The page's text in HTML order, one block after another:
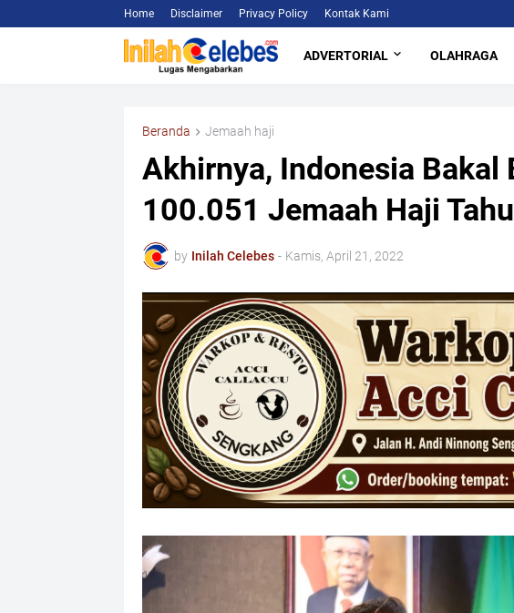
Home Disclaimer Privacy Policy Kontak Kami
ADVERTORIAL OLAHRAGA
Beranda Jemaah haji
Akhirnya, Indonesia Bakal
100.051 Jemaah Haji
by Inilah Celebes - Kamis, April 21, 2022